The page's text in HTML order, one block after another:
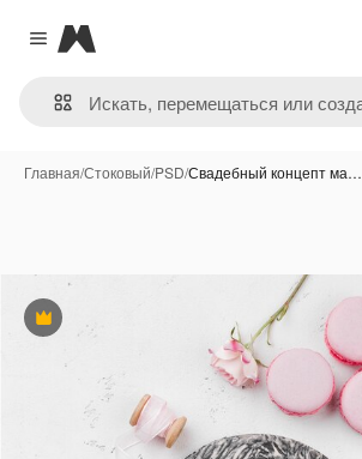
Close menu
Magnific
Главная/Стоковый/PSD/Свадебный концепт ма…
Премиум